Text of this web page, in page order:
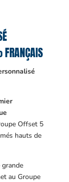
Offset 5
hauts de
au Groupe